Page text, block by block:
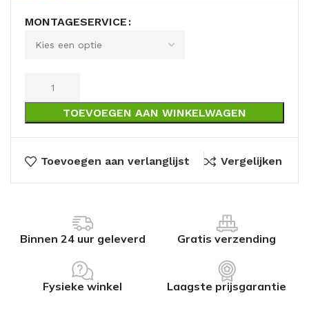
MONTAGESERVICE
TOEVOEGEN AAN WINKELWAGEN
Toevoegen aan verlanglijst Vergelijken
Binnen 24 uur geleverd Gratis verzending
Fysieke winkel Laagste prijsgarantie